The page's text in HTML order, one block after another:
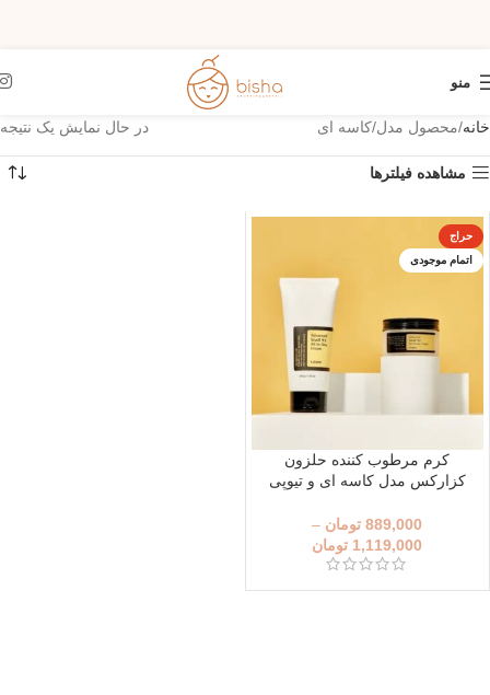
منو
خانه محصول مدل کاسه ای در حال نمایش یک نتیجه
مشاهده فیلترها
حراج
اتمام موجودی
کرم مرطوب کننده حلزون
کزارکس مدل کاسه ای و تیوپی
889,000 تومان –
1,119,000 تومان